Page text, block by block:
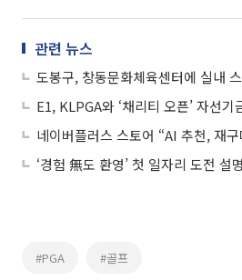
관련 뉴스
E1, KLPGA와 ‘채리티 오픈’ 자선
‘경험 無도 환영’ 첫 일자리 도전 설
#PGA #골프